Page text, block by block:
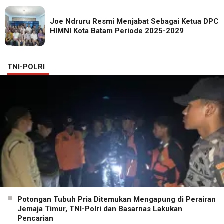
Joe Ndruru Resmi Menjabat Sebagai Ketua DPC
HIMNI Kota Batam Periode 2025-2029
TNI-POLRI
Potongan Tubuh Pria Ditemukan Mengapung di Perairan
Jemaja Timur, TNI-Polri dan Basarnas Lakukan
Pencarian